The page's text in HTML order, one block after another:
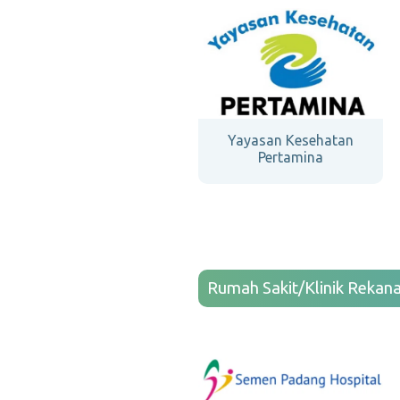
Yayasan Kesehatan
Pertamina
Rumah Sakit/Klinik